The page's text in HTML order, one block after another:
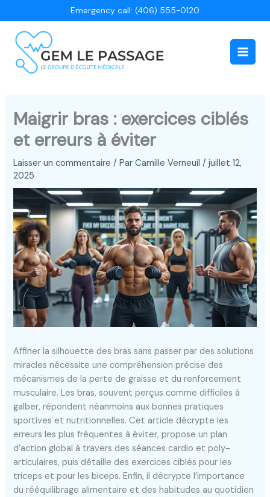
au
contenu
Emergency call: (406) 555-0120
Main
Maigrir bras : exercices ciblés
et erreurs à éviter
Laisser un commentaire / ParCamille Verneuil/juillet 12,
2025
Affiner la silhouette des bras sans passer par des solutions
miracles nécessite une compréhension précise des
mécanismes de la perte de graisse et du renforcement
musculaire. Les bras, souvent perçus comme difficiles à
galber, répondent néanmoins aux bonnes pratiques
sportives et nutritionnelles. Cet article décrypte les
erreurs les plus fréquentes à éviter, propose un plan
d’action global à travers des séances cardio et poly-
articulaires, puis détaille des exercices ciblés pour les
triceps et pour les biceps. Enfin, il décrypte l’importance
du rééquilibrage alimentaire et des habitudes au quotidien